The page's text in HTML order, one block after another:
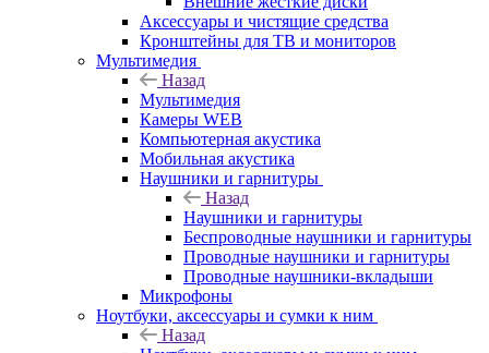
Аксессуары и чистящие средства
Кронштейны для ТВ и мониторов
Мультимедия
Назад
Мультимедия
Камеры WEB
Компьютерная акустика
Мобильная акустика
Наушники и гарнитуры
Назад
Наушники и гарнитуры
Беспроводные наушники и гарнитуры
Проводные наушники и гарнитуры
Проводные наушники-вкладыши
Микрофоны
Ноутбуки, аксессуары и сумки к ним
Назад